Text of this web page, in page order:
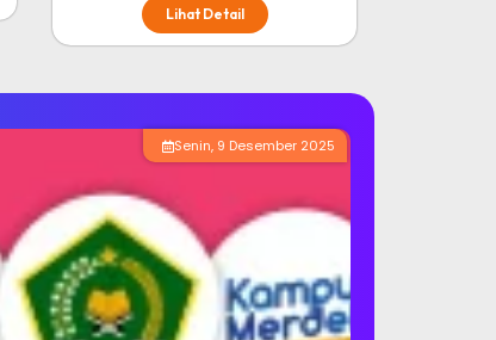
Lihat Detail
Ahad, 15 Desember 2024